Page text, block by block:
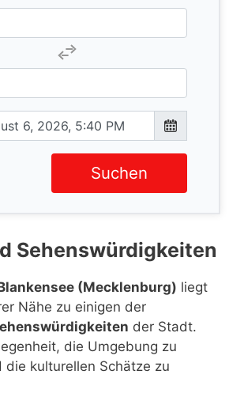
Suchen
Sehenswürdigkeiten
(Mecklenburg) liegt
Nähe zu einigen der
der Stadt.
die Umgebung zu
die kulturellen Schätze zu